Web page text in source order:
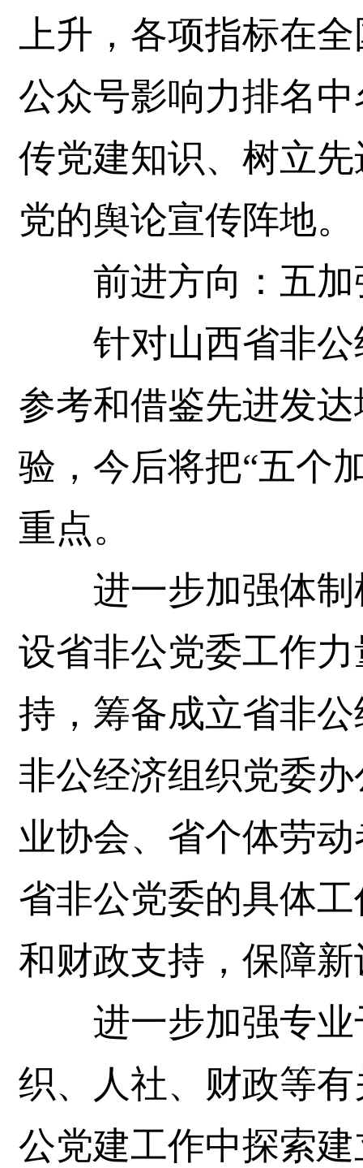
上升，各项指标在
公众号影响力排名
传党建知识、树立
党的舆论宣传阵地。
前进方向：五加
针对山西省非公
参考和借鉴先进发
验，今后将把“五个
重点。
进一步加强体制
设省非公党委工作
持，筹备成立省非
非公经济组织党委
业协会、省个体劳
省非公党委的具体
和财政支持，保障
进一步加强专业
织、人社、财政等
公党建工作中探索